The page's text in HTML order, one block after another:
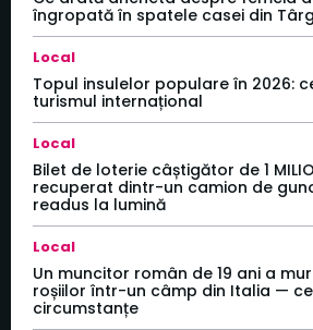
îngropată în spatele casei din
Local
Topul insulelor populare în 2026:
turismul internațional
Local
Bilet de loterie câștigător de 1
recuperat dintr-un camion de
readus la lumină
Local
Un muncitor român de 19 ani a
roșiilor într-un câmp din Italia —
circumstanțe